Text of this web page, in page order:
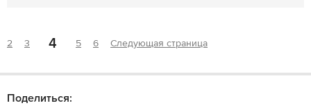
2 3 4 5 6 Следующая страница
Поделиться: